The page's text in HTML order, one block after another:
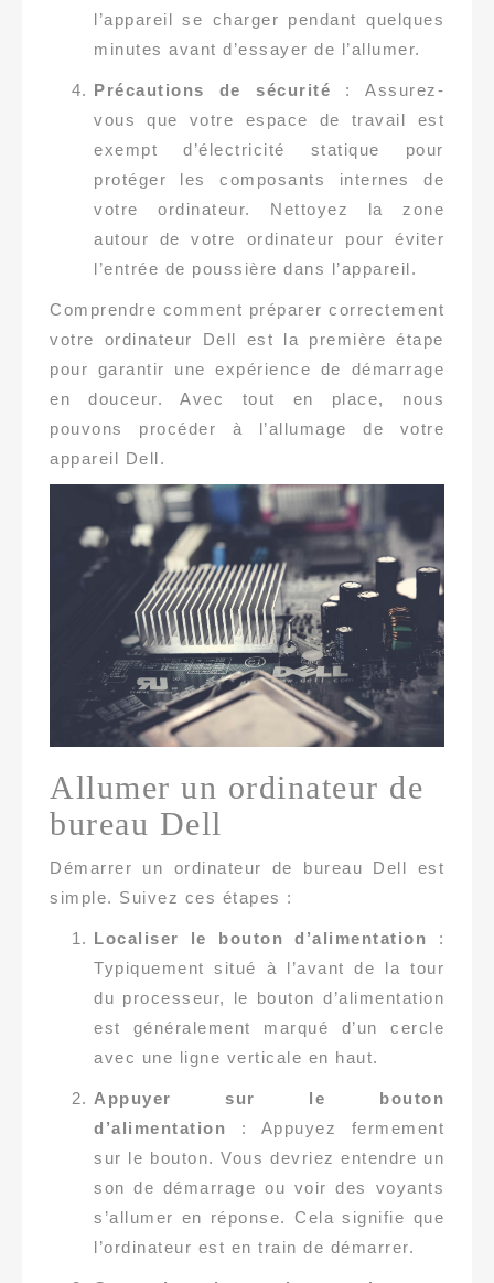
l’appareil se charger pendant quelques
minutes avant d’essayer de l’allumer.
Précautions de sécurité : Assurez-
vous que votre espace de travail est
exempt d’électricité statique pour
protéger les composants internes de
votre ordinateur. Nettoyez la zone
autour de votre ordinateur pour éviter
l’entrée de poussière dans l’appareil.
Comprendre comment préparer correctement
votre ordinateur Dell est la première étape
pour garantir une expérience de démarrage
en douceur. Avec tout en place, nous
pouvons procéder à l’allumage de votre
appareil Dell.
Allumer un ordinateur de
bureau Dell
Démarrer un ordinateur de bureau Dell est
simple. Suivez ces étapes :
Localiser le bouton d’alimentation :
Typiquement situé à l’avant de la tour
du processeur, le bouton d’alimentation
est généralement marqué d’un cercle
avec une ligne verticale en haut.
Appuyer sur le bouton
d’alimentation : Appuyez fermement
sur le bouton. Vous devriez entendre un
son de démarrage ou voir des voyants
s’allumer en réponse. Cela signifie que
l’ordinateur est en train de démarrer.